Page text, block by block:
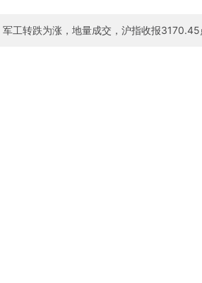
军工转跌为涨，地量成交，沪指收报